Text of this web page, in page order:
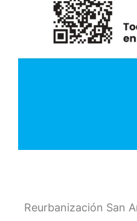
Reurbanización San